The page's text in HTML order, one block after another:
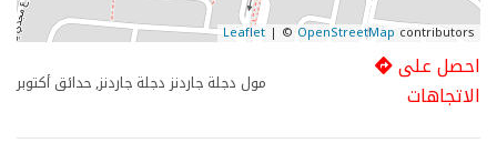
Leaflet | © OpenStreetMap contributors
مول دجلة جاردنز دجلة جاردنز, حدائق أكتوبر
احصل على
الاتجاهات